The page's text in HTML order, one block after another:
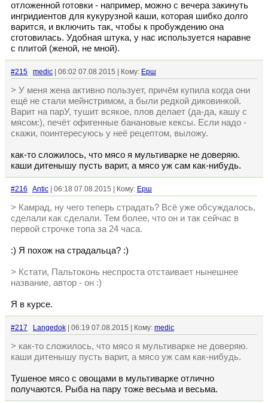
отложенной готовки - например, можно с вечера закинуть
ингридиентов для кукурузной каши, которая шибко долго
варится, и включить так, чтобы к пробуждению она
сготовилась. Удобная штука, у нас используется наравне
с плитой (женой, не мной).
#215 medic | 06:02 07.08.2015 | Кому: Ерш
> У меня жена активно пользует, причём купила когда они
ещё не стали мейнстримом, а были редкой диковинкой.
Варит на парУ, тушит всякое, плов делает (да-да, кашу с
мясом:), печёт офигенные банановые кексы. Если надо -
скажи, поинтересуюсь у неё рецептом, выложу.
как-то сложилось, что мясо я мультиварке не доверяю.
каши дитенышу пусть варит, а мясо уж сам как-нибудь.
#216 Antic | 06:18 07.08.2015 | Кому: Ерш
> Камрад, ну чего теперь страдать? Всё уже обсуждалось,
сделали как сделали. Тем более, что он и так сейчас в
первой строчке топа за 24 часа.
:) Я похож на страдальца? :)
> Кстати, Пальтоконь неспроста отстаивает нынешнее
название, автор - он :)
Я в курсе.
#217 Langedok | 06:19 07.08.2015 | Кому: medic
> как-то сложилось, что мясо я мультиварке не доверяю.
каши дитенышу пусть варит, а мясо уж сам как-нибудь.
Тушеное мясо с овощами в мультиварке отлично
получаются. Рыба на пару тоже весьма и весьма.